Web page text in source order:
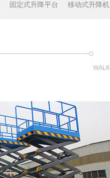
固定式升降平台 移动式升降机